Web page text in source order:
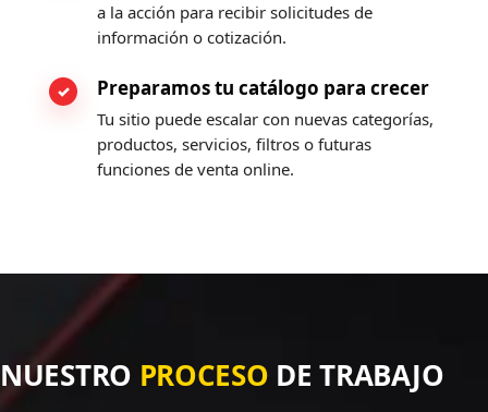
a la acción para recibir solicitudes de
información o cotización.
Preparamos tu catálogo para crecer
Tu sitio puede escalar con nuevas categorías,
productos, servicios, filtros o futuras
funciones de venta online.
NUESTRO PROCESO DE TRABAJO